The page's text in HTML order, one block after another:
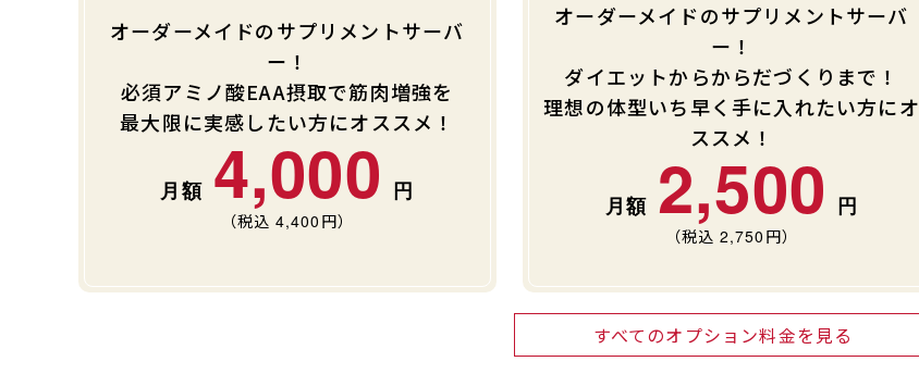
オーダーメイドのサプリメントサーバ
ー！
必須アミノ酸EAA摂取で筋肉増強を
最大限に実感したい方にオススメ！
4,000
（税込 4,400 円）
オーダーメイドのサプリメントサーバ
ー！
ダイエットからからだづくりまで！
理想の体型いち早く手に入れたい方にオ
ススメ！
2,500
（税込 2,750 円）
すべてのオプション料金を見る